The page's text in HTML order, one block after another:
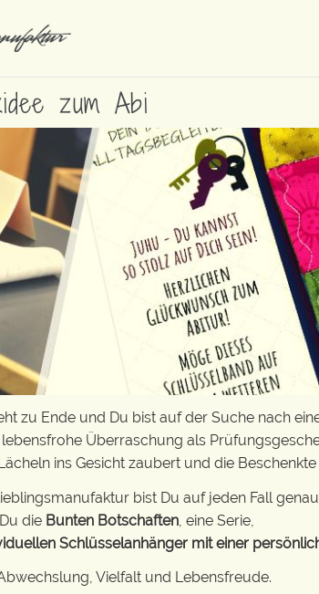
zum Abi
zu Ende und Du bist auf der Suche nach
Überraschung als
ins Gesicht zaubert und die
bist Du auf jeden Fall
die Bunten Botschaften , eine Serie,
Schlüsselanhänger mit einer
Vielfalt und Lebensfreude.